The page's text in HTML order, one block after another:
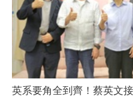
英系要角全到齊！蔡英文